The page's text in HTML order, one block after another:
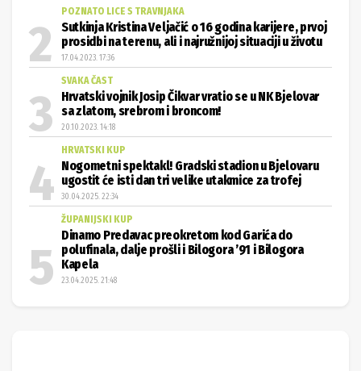
POZNATO LICE S TRAVNJAKA
Sutkinja Kristina Veljačić o 16 godina karijere, prvoj
prosidbi na terenu, ali i najružnijoj situaciji u životu
17.04.2023. 17:36
SVAKA ČAST
Hrvatski vojnik Josip Čikvar vratio se u NK Bjelovar
sa zlatom, srebrom i broncom!
20.10.2023. 14:18
HRVATSKI KUP
Nogometni spektakl! Gradski stadion u Bjelovaru
ugostit će isti dan tri velike utakmice za trofej
30.04.2025. 22:34
ŽUPANIJSKI KUP
Dinamo Predavac preokretom kod Garića do
polufinala, dalje prošli i Bilogora ’91 i Bilogora
Kapela
23.04.2025. 21:48